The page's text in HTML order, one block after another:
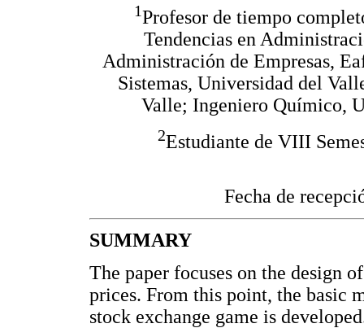
1Profesor de tiempo
Tendencias en
Administración de Empresas,
Sistemas, Universidad del
Valle; Ingeniero Químico,
2Estudiante de VIII
Fecha de
SUMMARY
The paper focuses on the design
prices. From this point, the basic
stock exchange game is